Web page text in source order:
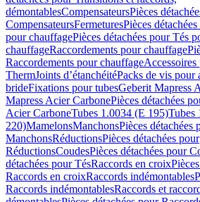
démontablesCompensateursPièces
CompensateursFermeturesPièces
pour chauffagePièces détachées pour Tés
chauffageRaccordements pour chauffage
Raccordements pour chauffage
ThermJoints d’étanchéitéPacks de vis pour
brideFixations pour tubesGeberit Mapress
Mapress Acier CarbonePièces détachées
Acier CarboneTubes 1.0034 (E 195)Tubes
220)MamelonsManchonsPièces détachées
ManchonsRéductionsPièces détachées pour
RéductionsCoudesPièces détachées pour
détachées pour TésRaccords en croix
Raccords en croixRaccords indémontables
Raccords indémontablesRaccords et